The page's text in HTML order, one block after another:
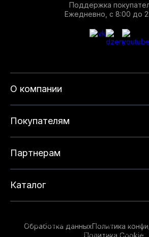
О компании
Покупателям
Партнерам
Каталог
Поддержка
Ежедневно, с 8:00 до
Обработка данныхПолитика
Политика Cookie
опыта на нашем сайте. Продолжая
данный сайт, вы соглашаетесь с